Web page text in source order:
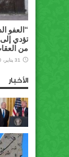
“العفو
تؤدي إلى
من
31 يناير، 2020
الأخبار